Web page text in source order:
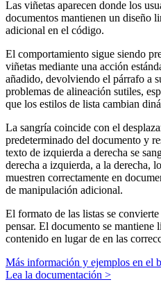
Las viñetas aparecen donde los
documentos mantienen un diseño
adicional en el código.
El comportamiento sigue siendo
viñetas mediante una acción
añadido, devolviendo el párrafo a
problemas de alineación sutiles,
que los estilos de lista cambian
La sangría coincide con el
predeterminado del documento y
texto de izquierda a derecha se
derecha a izquierda, a la derecha,
muestren correctamente en
de manipulación adicional.
El formato de las listas se
pensar. El documento se
contenido en lugar de en las
Más información y ejemplos en el
Lea la documentación >